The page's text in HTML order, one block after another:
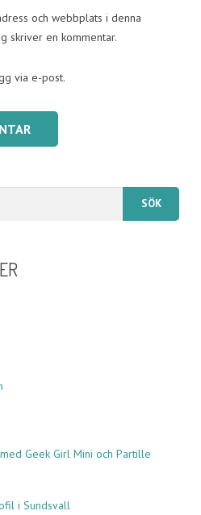
och webbplats i denna
skriver en kommentar.
via e-post.
Geek Girl Mini och Partille
i Sundsvall